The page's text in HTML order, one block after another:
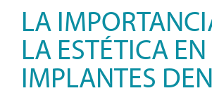
LA
LA ESTÉTICA
IMPLANTES